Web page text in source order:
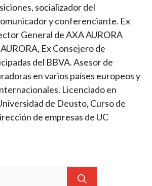
socializador del
y conferenciante. Ex
General de AXA AURORA
Ex Consejero de
del BBVA. Asesor de
en varios países europeos y
Licenciado en
de Deusto, Curso de
de empresas de UC